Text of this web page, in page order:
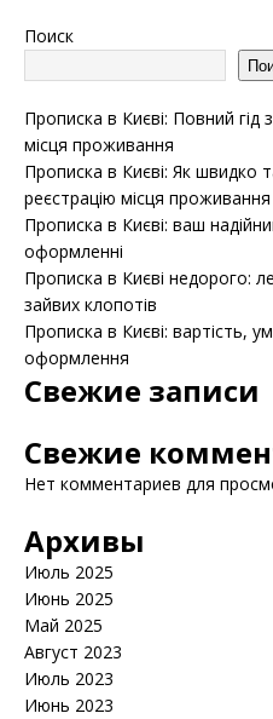
Поиск
Прописка в Києві: Повний гід
місця проживання
Прописка в Києві: Як швидко
реєстрацію місця проживання
Прописка в Києві: ваш
оформленні
Прописка в Києві недорого:
зайвих клопотів
Прописка в Києві: вартість,
оформлення
Свежие записи
Свежие
Нет комментариев для
Архивы
Июль 2025
Июнь 2025
Май 2025
Август 2023
Июль 2023
Июнь 2023